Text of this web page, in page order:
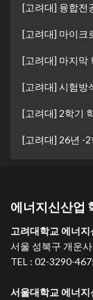
[고려대] 융합전
[고려대] 마이크
[고려대] 마지막
[고려대] 시험방
[고려대] 2학기
[고려대] 26년 -
에너지신산업
고려대학교 에너
서울 성북구 개운
TEL : 02-3290-
서울대학교 에너